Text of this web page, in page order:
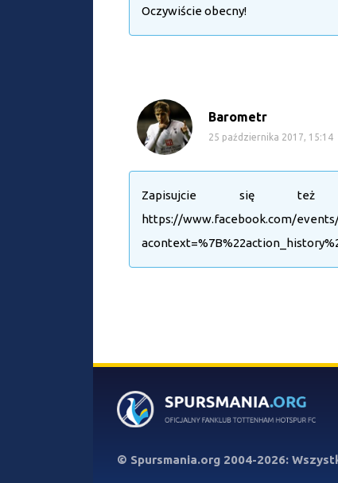
Oczywiście obecny!
Barometr
25 października 2017, 15:14
Zapisujcie się
https://www.facebook.com/events/
© Spursmania.org 2004-2026: